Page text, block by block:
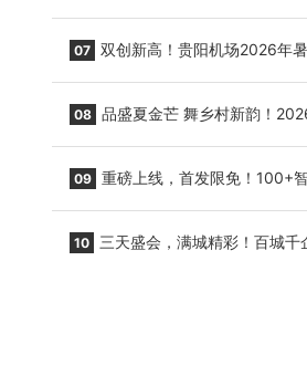
07 双创新高！贵阳机场2026年
08 品盛夏金芒 舞乡村新韵！
09 重磅上线，首发限免！100+
10 三天盛会，满城精彩！百城千